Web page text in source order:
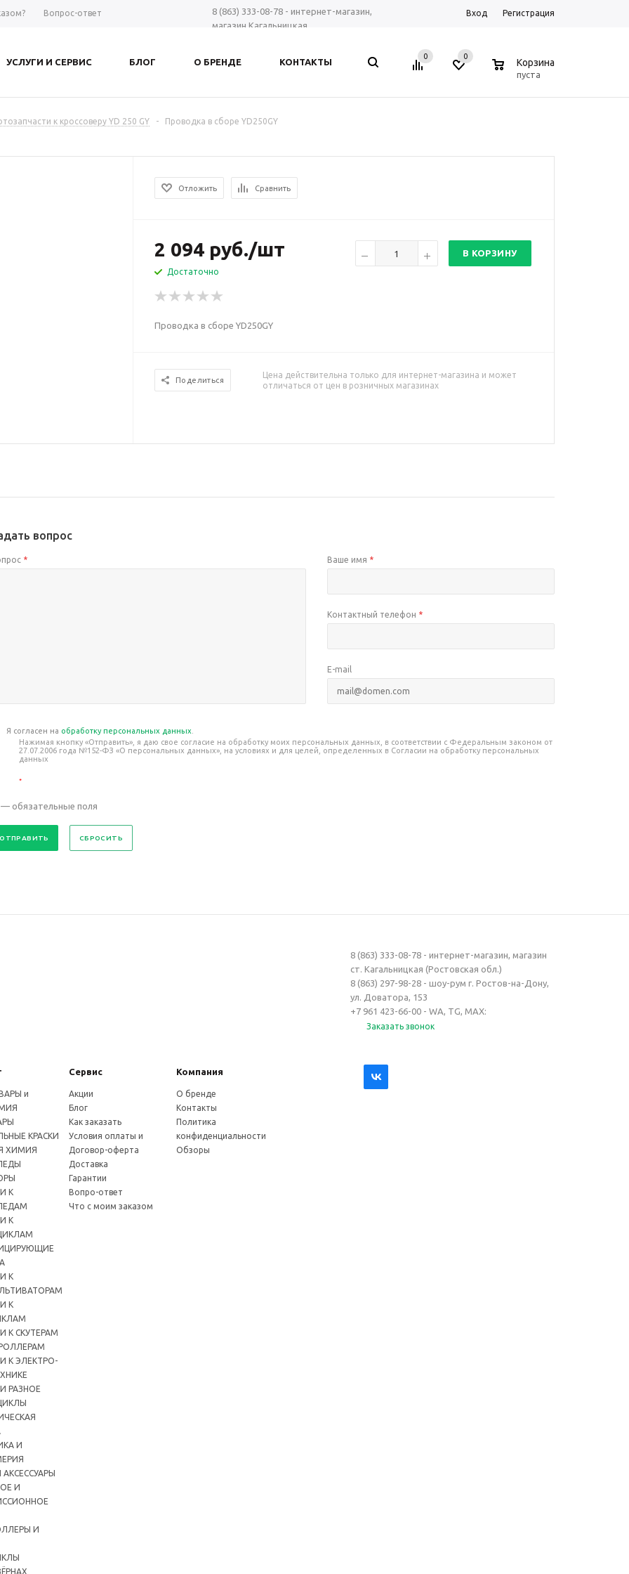
Вопрос-ответ
8 (863) 333-08-78 - интернет-магазин,
магазин Кагальницкая
+7 961 423-66-00 - MAX, Telegram, WhatsApp
Вход Регистрация
УСЛУГИ И СЕРВИС БЛОГ О БРЕНДЕ КОНТАКТЫ
0 0
Корзина
пуста
к кроссоверу YD 250 GY - Проводка в сборе YD250GY
Отложить Сравнить
2 094 руб./шт
Достаточно
В КОРЗИНУ
Проводка в сборе YD250GY
Поделиться
Цена действительна только для интернет-магазина и может
отличаться от цен в розничных магазинах
вопрос
* Ваше имя *
Контактный телефон *
E-mail
Я согласен на обработку персональных данных
Нажимая кнопку «Отправить», я даю свое согласие на обработку моих персональных данных, в соответствии с Федеральным законом от
27.07.2006 года №152-ФЗ «О персональных данных», на условиях и для целей, определенных в Согласии на обработку персональных
данных
*
обязательные поля
СБРОСИТЬ
8 (863) 333-08-78 - интернет-магазин, магазин
ст. Кагальницкая (Ростовская обл.)
8 (863) 297-98-28 - шоу-рум г. Ростов-на-Дону,
ул. Доватора, 153
+7 961 423-66-00 - WA, TG, MAX:
Заказать звонок
Сервис Компания
и
КРАСКИ
ХИМИЯ
К
К
К
К
К СКУТЕРАМ
К ЭЛЕКТРО-
РАЗНОЕ
И
И
И
Акции
Блог
Как заказать
Условия оплаты и
Договор-оферта
Доставка
Гарантии
Вопро-ответ
Что с моим заказом
О бренде
Контакты
Политика
конфиденциальности
Обзоры